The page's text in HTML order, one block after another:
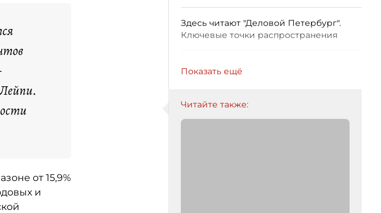
от 15,9%
и
Здесь читают "Деловой Петербург".
Ключевые точки распространения
Показать ещё
Читайте также: